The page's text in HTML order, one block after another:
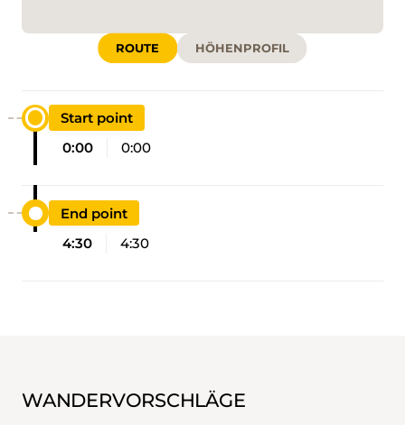
ROUTE HÖHENPROFIL
Start point
0:00
0:00
End point
4:30
4:30
WANDERVORSCHLÄGE